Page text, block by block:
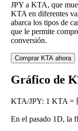
JPY a KTA, que
KTA en diferentes
abarca los tipos de
que le permite
conversión.
Comprar KTA ahora
Gráfico de
KTA/JPY: 1 KTA =
En el pasado 1D, la